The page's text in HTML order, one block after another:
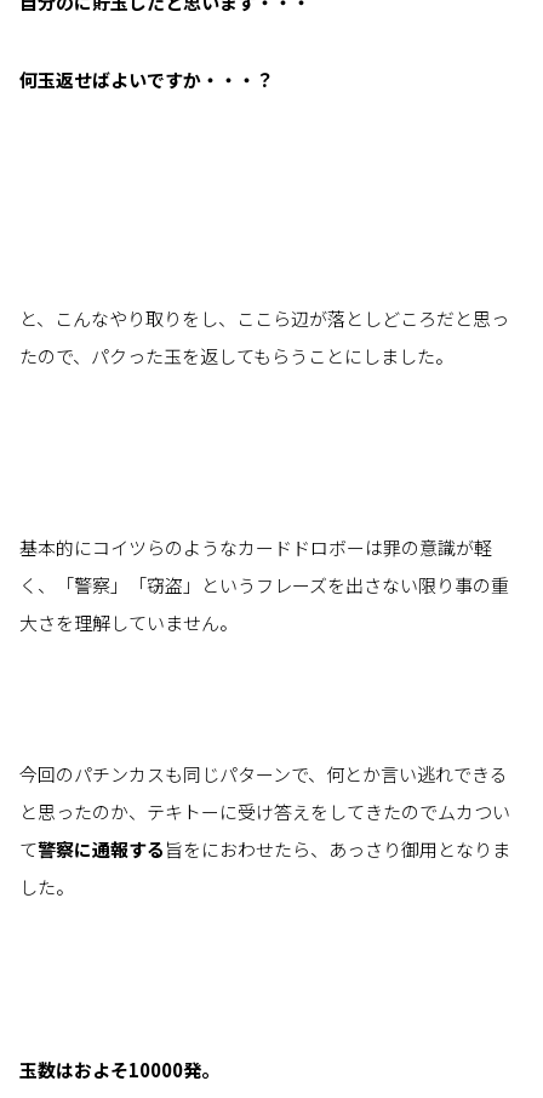
何玉返せばよいですか・・・？
と、こんなやり取りをし、ここら辺が落としどころだと思っ
たので、パクった玉を返してもらうことにしました。
基本的にコイツらのようなカードドロボーは罪の意識が軽
く、「警察」「窃盗」というフレーズを出さない限り事の重
大さを理解していません。
今回のパチンカスも同じパターンで、何とか言い逃れできる
と思ったのか、テキトーに受け答えをしてきたのでムカつい
て警察に通報する旨をにおわせたら、あっさり御用となりま
した。
玉数はおよそ10000発。